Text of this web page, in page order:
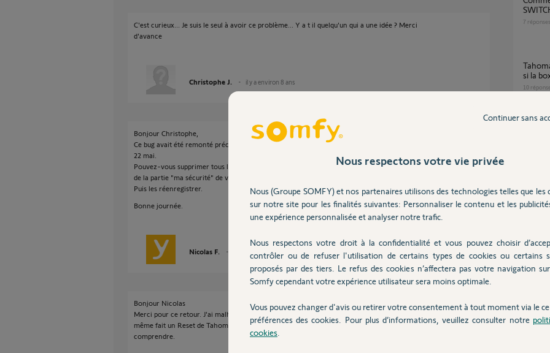
C'est curieux... Je suis le seul à avoir ce problème... Y a t il quelqu'un qui a une idée ? Merci
d'avance
Christophe J. il y a environ 8 ans
Bonjour Christophe,
Ce bug avait été remonté précédemment et a été corriger lors de la dernière mise à jour du
22 mai.
Pouvez-vous supprimer tous les paramétrages de tous les modes (total/partiel1/partiel2)
de la partie "ma sécurité" de votre tahoma puis sauvegarder
Puis les réenregistrer.
Bonne journée.
Nicolas F. il y a environ 8 ans
Bonjour Nicolas
Merci pour ce retour. J'ai malheureusement plusieurs fois réalisé ces manipulations, j'ai
même fait un Reset de Tahoma, désactivé la base mais rien y fait ... J'avoue avoir du mal de
comprendre.
7 réponses
Tahoma Switch exécute-t-elle les scénarios
si la
10
Nous respectons votre vie privée
Nous (Groupe SOMFY) et nos partenaires utilisons des technologies telles que les
sur notre site pour les finalités suivantes: Personnaliser le contenu et les
une expérience personnalisée et analyser notre trafic.
Nous respectons votre droit à la confidentialité et vous pouvez choisir
contrôler ou de refuser l'utilisation de certains types de cookies ou certains
proposés par des tiers. Le refus des cookies n’affectera pas votre navigation
Somfy cependant votre expérience utilisateur sera moins optimale.
Vous pouvez changer d'avis ou retirer votre consentement à tout moment via le
préférences des cookies. Pour plus d’informations, veuillez consulter notre
cookies
Continuer sans